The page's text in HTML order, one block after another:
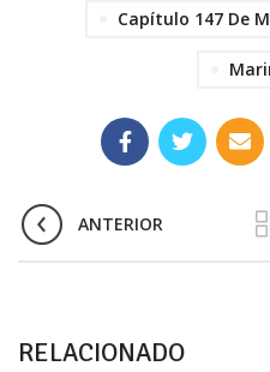
Capítulo 147 De
ANTERIOR
RELACIONADO